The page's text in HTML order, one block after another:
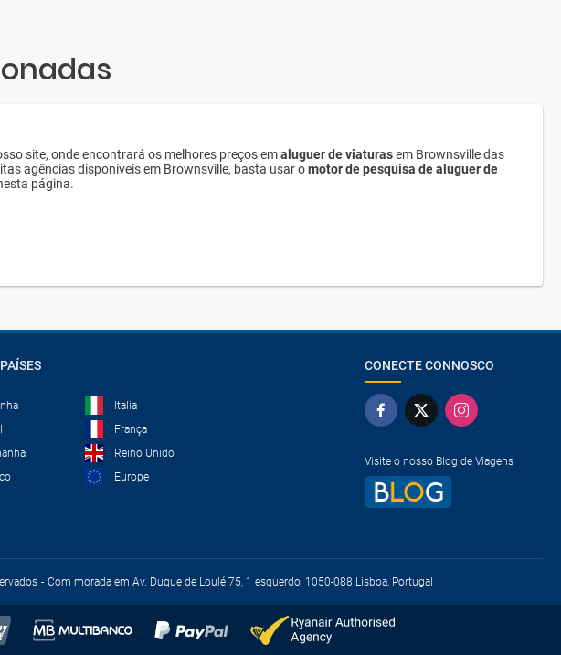
site, onde encontrará os melhores preços emaluguer de viaturasem Brownsville das
agências disponíveis em Brownsville, basta usar omotor de pesquisa de aluguer de
página.
Italia
França
Reino Unido
Europe
CONECTE CONNOSCO
Visite o nosso Blog de Viagens
Com morada em Av. Duque de Loulé 75, 1 esquerdo, 1050-088 Lisboa, Portugal